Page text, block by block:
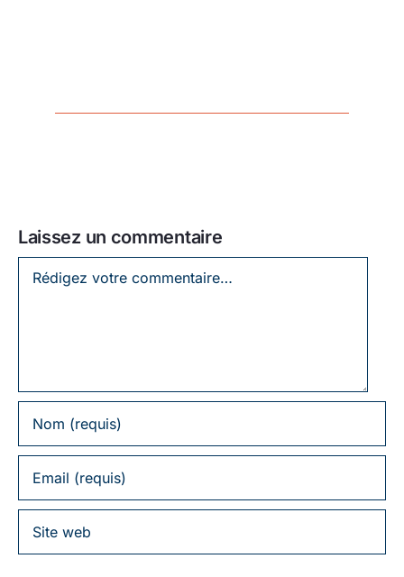
Laissez un commentaire
Laissez